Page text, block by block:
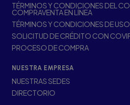
TÉRMINOS Y CONDICIONES DEL
COMPRAVENTA EN LÍNEA
TÉRMINOS Y CONDICIONES DE
SOLICITUD DE CRÉDITO CON
PROCESO DE COMPRA
NUESTRA EMPRESA
NUESTRAS SEDES
DIRECTORIO